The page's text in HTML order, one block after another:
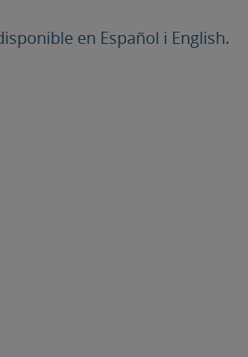
en Español i English.